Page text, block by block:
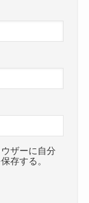
ザーに自分
存する。